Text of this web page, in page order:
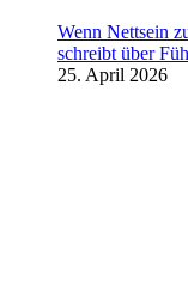
Wenn Nettsein
schreibt über
25. April 2026